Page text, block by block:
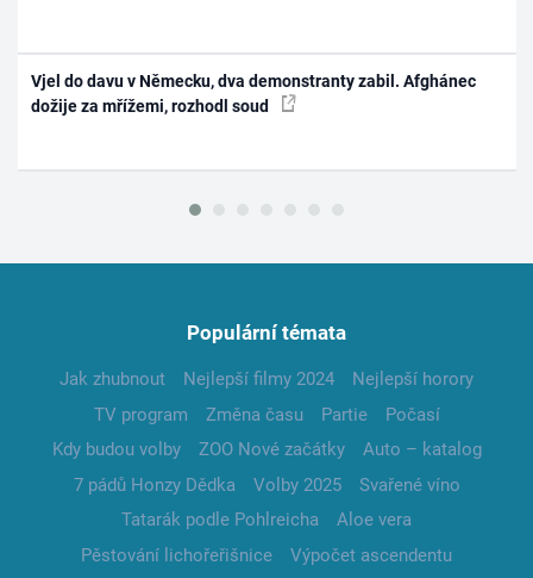
Vjel do davu v Německu, dva demonstranty zabil. Afghánec
dožije za mřížemi, rozhodl soud
Populární témata
Jak zhubnout Nejlepší filmy 2024
Nejlepší horory
TV program
Změna času Partie
Počasí
Kdy budou volby
ZOO Nové začátky
Auto – katalog
7 pádů Honzy Dědka
Volby 2025
Svařené víno
Tatarák podle Pohlreicha
Aloe vera
Pěstování lichořeřišnice
Výpočet ascendentu